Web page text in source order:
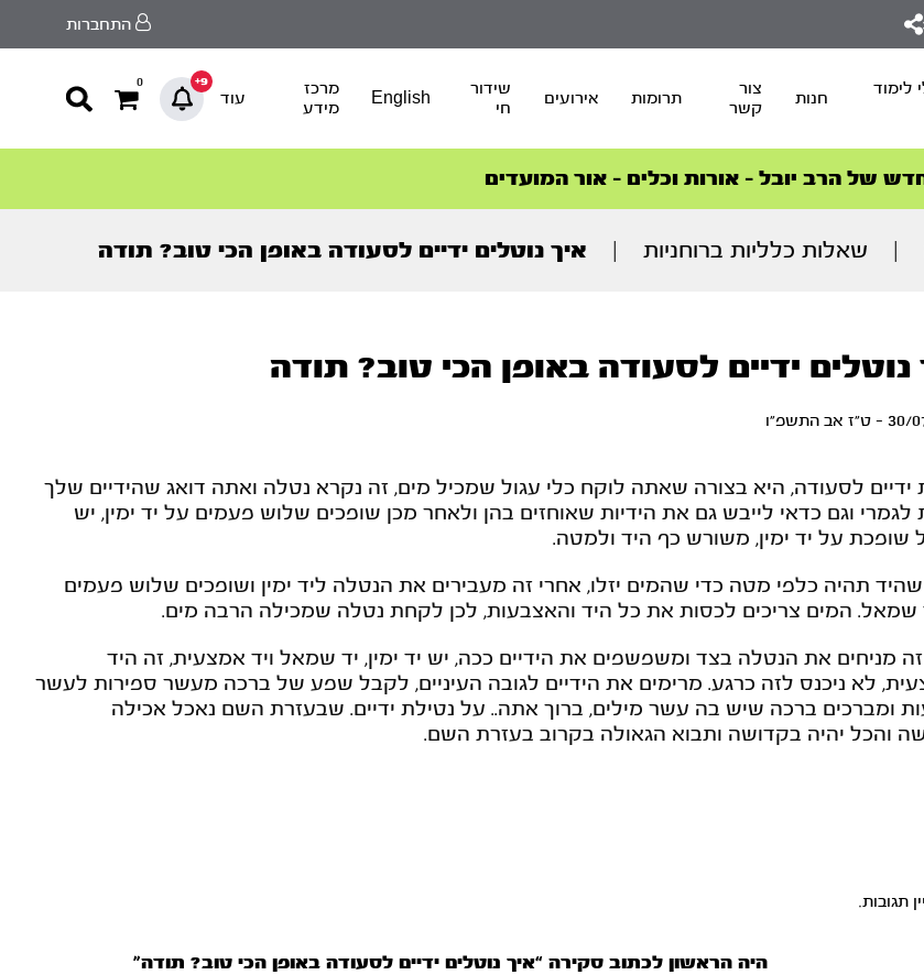
התחברות
לימוד
חנות
צור
קשר
תרומות אירועים
שידור
חי
English
מרכז
מידע
עוד
9+
0
סדרות הפודקאסטים
הסדרה המובילה החודש – דרך המלך
של הרב יובל – אורות וכלים – אור המועדים
הצטרפו למהפכת הבריאות הטבעית >
סדרות הפודקאסטים
הסדרה המובילה החודש – דרך המלך
שאלות כלליות ברוחניות איך נוטלים ידיים לסעודה באופן הכי טוב? תודה
נוטלים ידיים לסעודה באופן הכי טוב? תודה
אב התשפ"ו
ידיים לסעודה, היא בצורה שאתה לוקח כלי עגול שמכיל מים, זה נקרא נטלה ואתה דואג שהידיים שלך
לגמרי וגם כדאי לייבש גם את הידיות שאוחזים בהן ולאחר מכן שופכים שלוש פעמים על יד ימין, יש
על יד ימין, משורש כף היד ולמטה.
תהיה כלפי מטה כדי שהמים יזלו, אחרי זה מעבירים את הנטלה ליד ימין ושופכים שלוש פעמים
שמאל. המים צריכים לכסות את כל היד והאצבעות, לכן לקחת נטלה שמכילה הרבה מים.
מניחים את הנטלה בצד ומשפשפים את הידיים ככה, יש יד ימין, יד שמאל ויד אמצעית, זה היד
לא ניכנס לזה כרגע. מרימים את הידיים לגובה העיניים, לקבל שפע של ברכה מעשר ספירות לעשר
ומברכים ברכה שיש בה עשר מילים, ברוך אתה.. על נטילת ידיים. שבעזרת השם נאכל אכילה
והכל יהיה בקדושה ותבוא הגאולה בקרוב בעזרת השם.
תגובות.
היה הראשון לכתוב סקירה “איך נוטלים ידיים לסעודה באופן הכי טוב? תודה”